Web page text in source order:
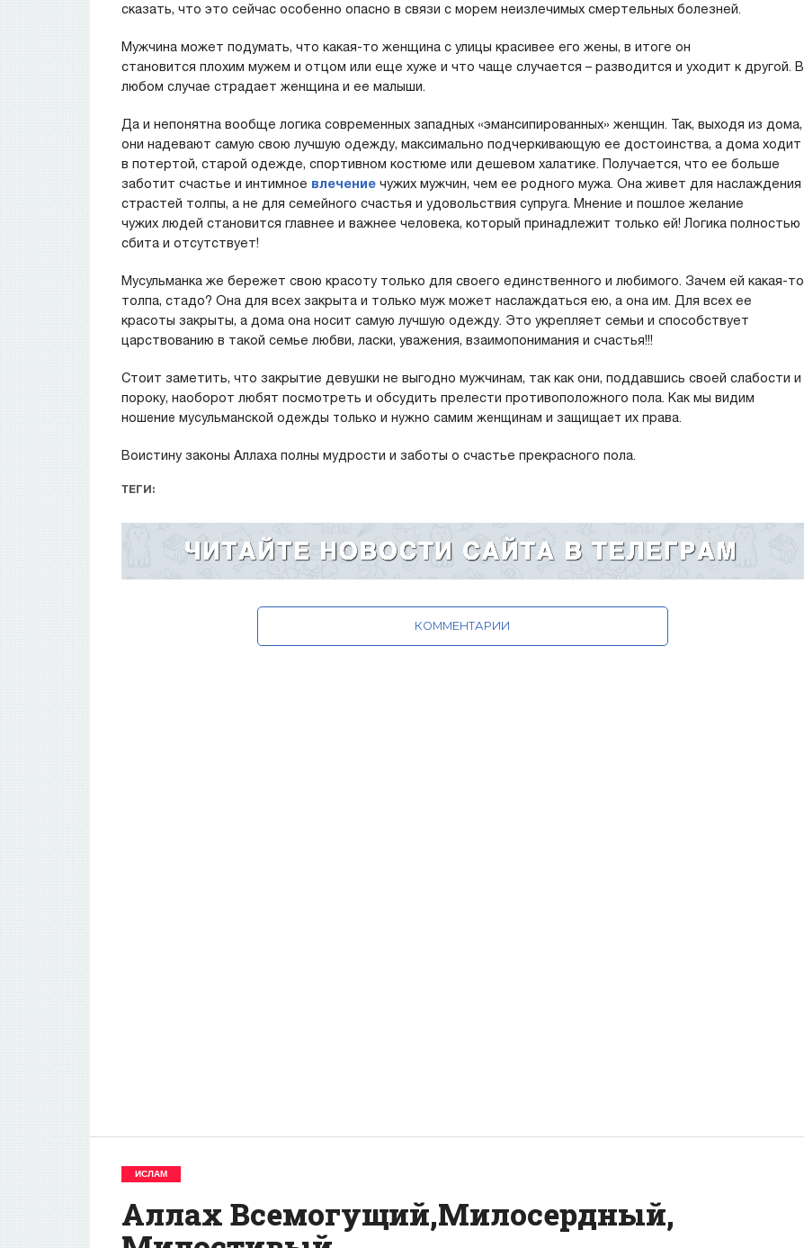
сказать, что это сейчас особенно опасно в связи с морем неизлечимых смертельных болезней.
Мужчина может подумать, что какая-то женщина с улицы красивее его жены, в итоге он
становится плохим мужем и отцом или еще хуже и что чаще случается – разводится и уходит к другой. В
любом случае страдает женщина и ее малыши.
Да и непонятна вообще логика современных западных «эмансипированных» женщин. Так, выходя из дома,
они надевают самую свою лучшую одежду, максимально подчеркивающую ее достоинства, а дома ходит
в потертой, старой одежде, спортивном костюме или дешевом халатике. Получается, что ее больше
заботит счастье и интимное влечениечужих мужчин, чем ее родного мужа. Она живет для наслаждения
страстей толпы, а не для семейного счастья и удовольствия супруга. Мнение и пошлое желание
чужих людей становится главнее и важнее человека, который принадлежит только ей! Логика полностью
сбита и отсутствует!
Мусульманка же бережет свою красоту только для своего единственного и любимого. Зачем ей какая-то
толпа, стадо? Она для всех закрыта и только муж может наслаждаться ею, а она им. Для всех ее
красоты закрыты, а дома она носит самую лучшую одежду. Это укрепляет семьи и способствует
царствованию в такой семье любви, ласки, уважения, взаимопонимания и счастья!!!
Стоит заметить, что закрытие девушки не выгодно мужчинам, так как они, поддавшись своей слабости и
пороку, наоборот любят посмотреть и обсудить прелести противоположного пола. Как мы видим
ношение мусульманской одежды только и нужно самим женщинам и защищает их права.
Воистину законы Аллаха полны мудрости и заботы о счастье прекрасного пола.
ТЕГИ:
КОММЕНТАРИИ
ИСЛАМ
Аллах Всемогущий,Милосердный,